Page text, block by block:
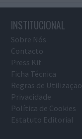
INSTITUCIONAL
Sobre Nós
Contacto
Press Kit
Ficha Técnica
Regras de Utilização
Privacidade
Política de Cookies
Estatuto Editorial